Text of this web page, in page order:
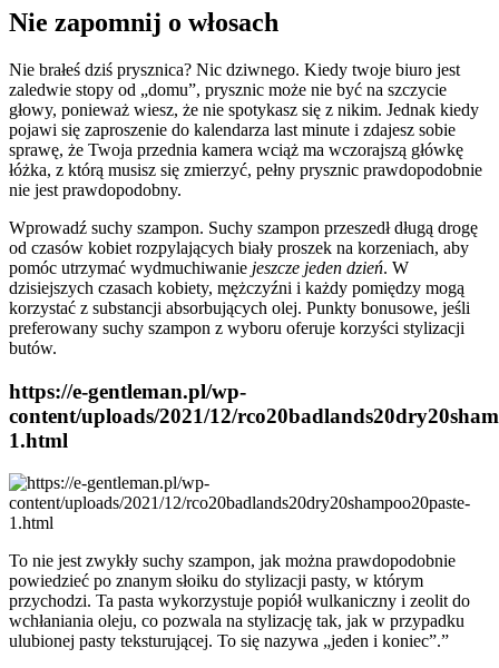
Nie zapomnij o włosach
Nie brałeś dziś prysznica? Nic dziwnego. Kiedy twoje biuro jest
zaledwie stopy od „domu”, prysznic może nie być na szczycie
głowy, ponieważ wiesz, że nie spotykasz się z nikim. Jednak kiedy
pojawi się zaproszenie do kalendarza last minute i zdajesz sobie
sprawę, że Twoja przednia kamera wciąż ma wczorajszą główkę
łóżka, z którą musisz się zmierzyć, pełny prysznic prawdopodobnie
nie jest prawdopodobny.
Wprowadź suchy szampon. Suchy szampon przeszedł długą drogę
od czasów kobiet rozpylających biały proszek na korzeniach, aby
pomóc utrzymać wydmuchiwanie jeszcze jeden dzień. W
dzisiejszych czasach kobiety, mężczyźni i każdy pomiędzy mogą
korzystać z substancji absorbujących olej. Punkty bonusowe, jeśli
preferowany suchy szampon z wyboru oferuje korzyści stylizacji
butów.
https://e-gentleman.pl/wp-
content/uploads/2021/12/
1.html
To nie jest zwykły suchy szampon, jak można prawdopodobnie
powiedzieć po znanym słoiku do stylizacji pasty, w którym
przychodzi. Ta pasta wykorzystuje popiół wulkaniczny i zeolit do
wchłaniania oleju, co pozwala na stylizację tak, jak w przypadku
ulubionej pasty teksturującej. To się nazywa „jeden i koniec”.”